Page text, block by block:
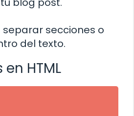
secciones o
del texto.
HTML